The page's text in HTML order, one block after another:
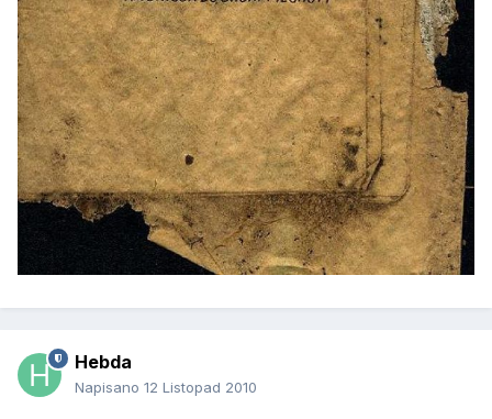
Hebda
Napisano 12 Listopad 2010